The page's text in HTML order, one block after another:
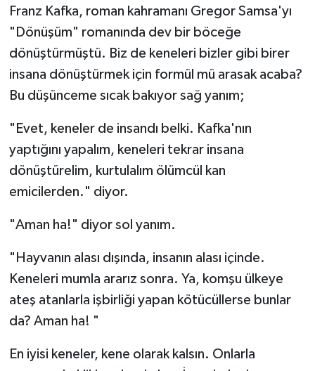
Franz Kafka, roman kahramanı Gregor Samsa'yı
"Dönüşüm" romanında dev bir böceğe
dönüştürmüştü. Biz de keneleri bizler gibi birer
insana dönüştürmek için formül mü arasak acaba?
Bu düşünceme sıcak bakıyor sağ yanım;
"Evet, keneler de insandı belki. Kafka'nın
yaptığını yapalım, keneleri tekrar insana
dönüştürelim, kurtulalım ölümcül kan
emicilerden." diyor.
"Aman ha!" diyor sol yanım.
"Hayvanın alası dışında, insanın alası içinde.
Keneleri mumla ararız sonra. Ya, komşu ülkeye
ateş atanlarla işbirliği yapan kötücüllerse bunlar
da? Aman ha! "
En iyisi keneler, kene olarak kalsın. Onlarla